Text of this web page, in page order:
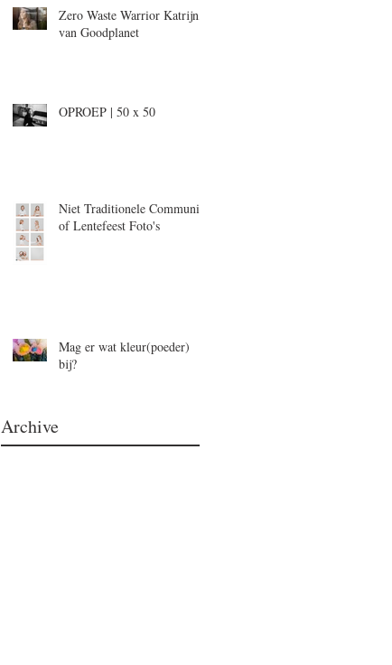
Zero Waste Warrior Katrijn,
van Goodplanet
OPROEP | 50 x 50
Niet Traditionele Communie-
of Lentefeest Foto's
Mag er wat kleur(poeder)
bij?
Archive